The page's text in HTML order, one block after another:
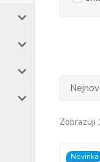
Zobrazuji
Novinka